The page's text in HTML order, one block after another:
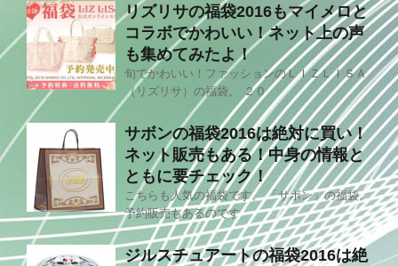
リズリサの福袋2016もマイメロと
コラボでかわいい！ネット上の声
も集めてみたよ！
旬でかわいい！ファッションのＬＩＺＬＩＳＡ
（リズリサ）の福袋。 ２０
サボンの福袋2016は絶対に買い！
ネット販売もある！中身の情報と
ともに要チェック！
こちらも人気の福袋です。 「サボン」の福袋。
予約販売もあるのです
ジルスチュアートの福袋2016は絶